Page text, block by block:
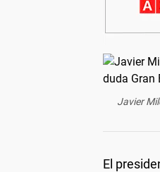
Javier
El